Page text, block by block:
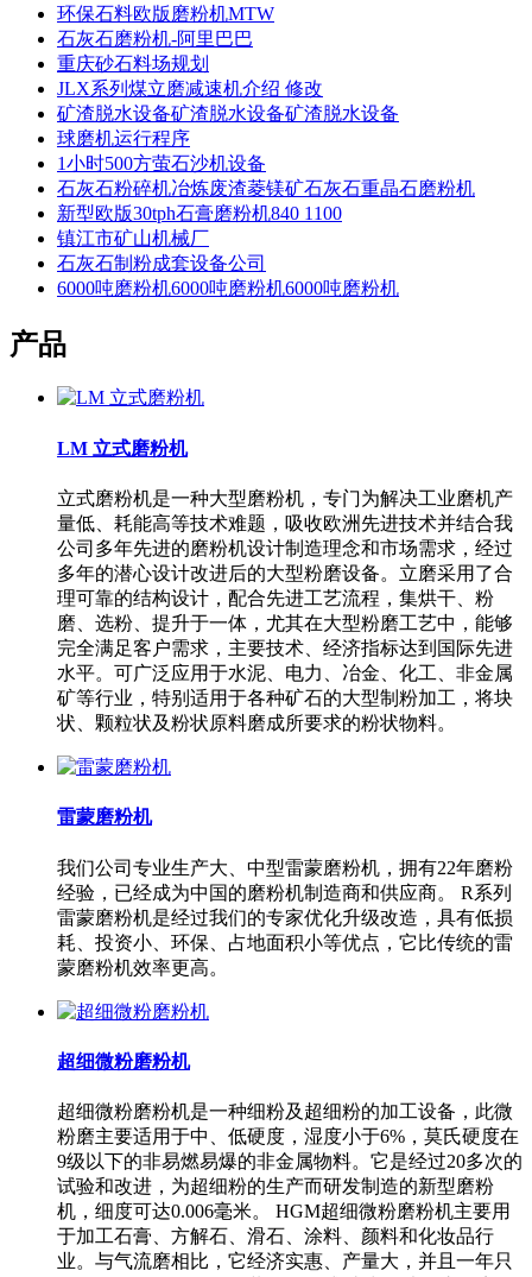
环保石料欧版磨粉机MTW
石灰石磨粉机-阿里巴巴
重庆砂石料场规划
JLX系列煤立磨减速机介绍 修改
矿渣脱水设备矿渣脱水设备矿渣脱水设备
球磨机运行程序
1小时500方萤石沙机设备
石灰石粉碎机冶炼废渣菱镁矿石灰石重晶石磨粉机
新型欧版30tph石膏磨粉机840 1100
镇江市矿山机械厂
石灰石制粉成套设备公司
6000吨磨粉机6000吨磨粉机6000吨磨粉机
产品
LM 立式磨粉机
立式磨粉机是一种大型磨粉机，专门为解决工业磨机产
量低、耗能高等技术难题，吸收欧洲先进技术并结合我
公司多年先进的磨粉机设计制造理念和市场需求，经过
多年的潜心设计改进后的大型粉磨设备。立磨采用了合
理可靠的结构设计，配合先进工艺流程，集烘干、粉
磨、选粉、提升于一体，尤其在大型粉磨工艺中，能够
完全满足客户需求，主要技术、经济指标达到国际先进
水平。可广泛应用于水泥、电力、冶金、化工、非金属
矿等行业，特别适用于各种矿石的大型制粉加工，将块
状、颗粒状及粉状原料磨成所要求的粉状物料。
雷蒙磨粉机
我们公司专业生产大、中型雷蒙磨粉机，拥有22年磨粉
经验，已经成为中国的磨粉机制造商和供应商。 R系列
雷蒙磨粉机是经过我们的专家优化升级改造，具有低损
耗、投资小、环保、占地面积小等优点，它比传统的雷
蒙磨粉机效率更高。
超细微粉磨粉机
超细微粉磨粉机是一种细粉及超细粉的加工设备，此微
粉磨主要适用于中、低硬度，湿度小于6%，莫氏硬度在
9级以下的非易燃易爆的非金属物料。它是经过20多次的
试验和改进，为超细粉的生产而研发制造的新型磨粉
机，细度可达0.006毫米。 HGM超细微粉磨粉机主要用
于加工石膏、方解石、滑石、涂料、颜料和化妆品行
业。与气流磨相比，它经济实惠、产量大，并且一年只